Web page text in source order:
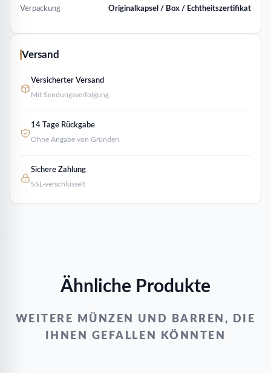
Verpackung Originalkapsel / Box / Echtheitszertifikat
Versand
Versicherter Versand
Mit Sendungsverfolgung
14 Tage Rückgabe
Ohne Angabe von Gründen
Sichere Zahlung
SSL-verschlüsselt
Ähnliche Produkte
WEITERE MÜNZEN UND BARREN, DIE
IHNEN GEFALLEN KÖNNTEN